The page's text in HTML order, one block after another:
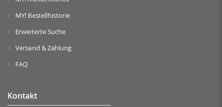
MY! Bestellhistorie
Erweiterte Suche
Versand & Zahlung
FAQ
Kontakt